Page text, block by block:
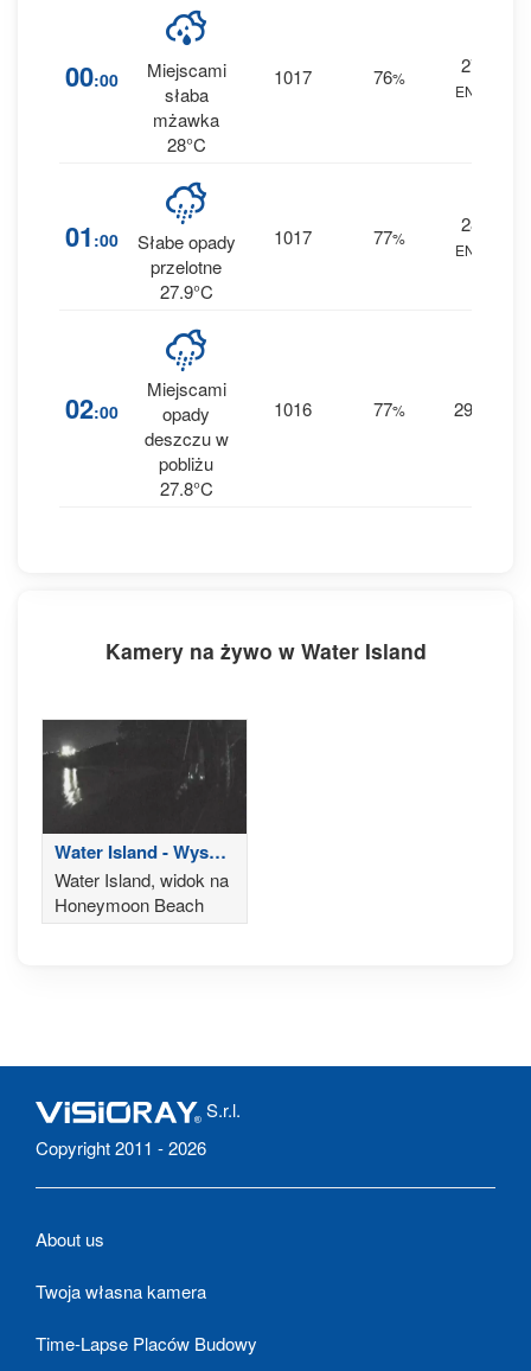
00:00
Miejscami
słaba
mżawka
28°C
1017 76%
27
ENE
01 :00
Słabe opady
przelotne
27.9°C
1017 77%
28
ENE
02:00
Miejscami
opady
deszczu w
pobliżu
27.8°C
1016 77% 29
Kamery na żywo w Water Island
Water Island - Wyspy
Dziewicze Stanów
Zjednoczonych
Water Island, widok na
Honeymoon Beach
S.r.l.
Copyright 2011 - 2026
About us
Twoja własna kamera
Time-Lapse Placów Budowy